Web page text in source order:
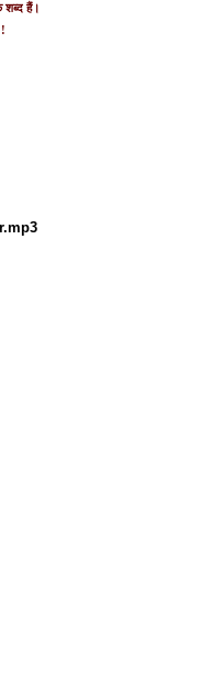
शब्‍द हैं।